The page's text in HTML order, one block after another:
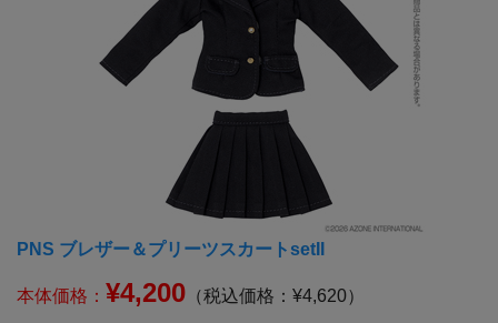
PNS ブレザー＆プリーツスカートsetII
本体価格： ¥4,200 （税込価格：¥4,620）